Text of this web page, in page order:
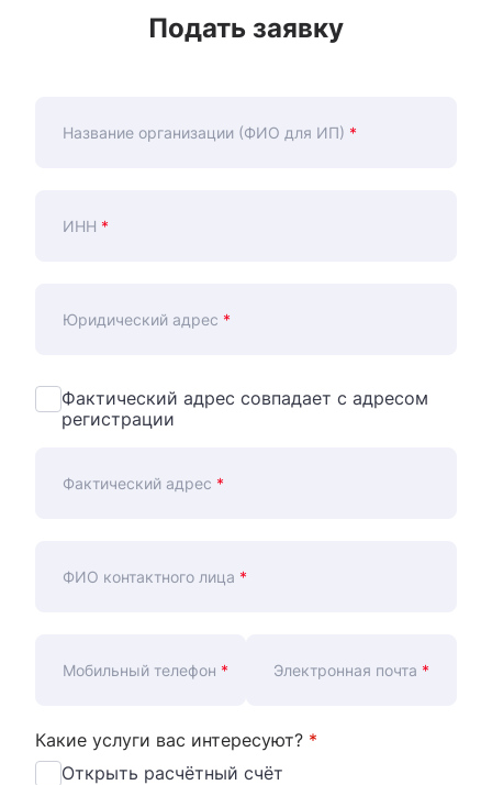
Подать заявку
Название организации (ФИО для ИП) *
ИНН *
Юридический адрес *
Фактический адрес совпадает с адресом
регистрации
Фактический адрес *
ФИО контактного лица *
Мобильный телефон * Электронная почта *
Какие услуги вас интересуют? *
Открыть расчётный счёт